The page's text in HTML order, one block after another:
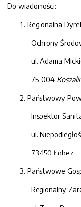
Do wiadomości:
Regionalna
Ochrony
ul. Adama
75-004
Państwowy
Inspektor
ul.
73-150 Łobez.
Państwowe
Regionalny